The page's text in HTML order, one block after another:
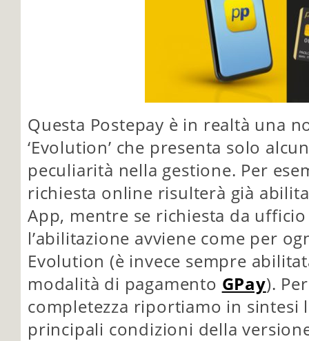
Questa Postepay è in realtà una
‘Evolution’ che presenta solo
peculiarità nella gestione. Per
richiesta online risulterà già
App, mentre se richiesta da
l’abilitazione avviene come per
Evolution (è invece sempre
modalità di pagamento GPay). Per
completezza riportiamo in sintesi
principali condizioni della